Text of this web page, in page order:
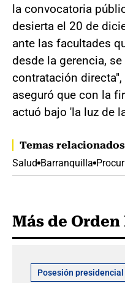
la convocatoria
desierta el 20 de
ante las facultades
desde la gerencia,
contratación
aseguró que con la
actuó bajo 'la luz de
Temas relacionados
Salud Barranquilla
Más de
Posesión presidencial